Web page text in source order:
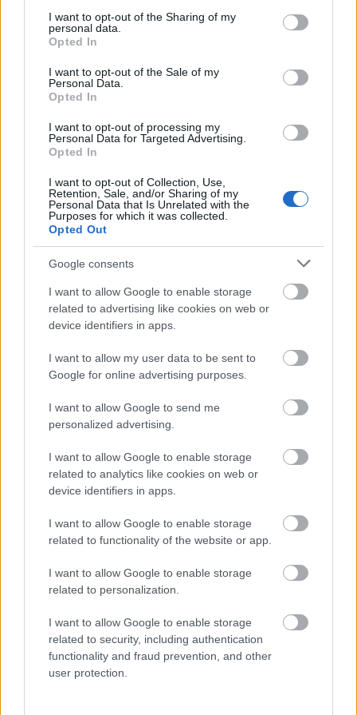
not limited to your visit or usage behaviour. You may click to
grant or deny consent to Google and its third-party tags to
use your data for below specified purposes in below Google
consent section.
I want to opt-out of the Sharing of my
personal data.
Opted In
I want to opt-out of the Sale of my
Personal Data.
Opted In
I want to opt-out of processing my
Personal Data for Targeted Advertising.
Opted In
I want to opt-out of Collection, Use,
Retention, Sale, and/or Sharing of my
Personal Data that Is Unrelated with the
Purposes for which it was collected.
Opted Out
Google consents
I want to allow Google to enable storage
related to advertising like cookies on web or
device identifiers in apps.
I want to allow my user data to be sent to
Google for online advertising purposes.
I want to allow Google to send me
personalized advertising.
I want to allow Google to enable storage
related to analytics like cookies on web or
device identifiers in apps.
I want to allow Google to enable storage
related to functionality of the website or app.
I want to allow Google to enable storage
related to personalization.
I want to allow Google to enable storage
related to security, including authentication
functionality and fraud prevention, and other
user protection.
Az Erkel Színház repertoárján novembertől a
hónapban a Rigolettót és a Carment újra az Erkelben
láthatja a közönség. November 29-én azonban
unikális sorozattal kezdődik meg a vidéki, illetve
Kolozsvári Magyar Opera érkezik három ritkán
játszott Verdi-operával. A 200 éve született szerző
Schiller-drámák alapján íródott művei: a Giovanna
d'Arco, A haramiák és a Luisa Millerkerül színre, a
sorozat művészeti vezetője és karmestere
György.
A színpadkép egységes vizuális világát Csíki
Csaba 15 absztrakt körplasztikája teremti meg. A
fiatal erdélyi rendező,Zakariás Zalánviszi színre a
Giovanna d'Arcót,
Göttinger Pál A haramiákat,
Szőcs Artur